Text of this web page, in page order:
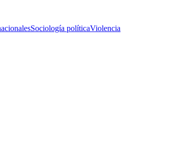
Sociología políticaViolencia